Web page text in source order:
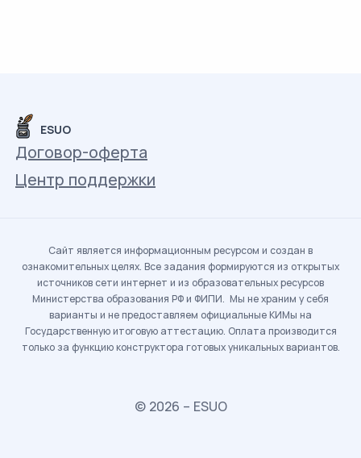
ESUO
Договор-оферта
Центр поддержки
Сайт является информационным ресурсом и создан в
ознакомительных целях. Все задания формируются из открытых
источников сети интернет и из образовательных ресурсов
Министерства образования РФ и ФИПИ. Мы не храним у себя
варианты и не предоставляем официальные КИМы на
Государственную итоговую аттестацию. Оплата производится
только за функцию конструктора готовых уникальных вариантов.
© 2026 – ESUO